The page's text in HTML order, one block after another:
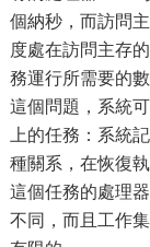
個納秒，而訪問
度處在訪問主存
務運行所需要的
這個問題，系統
上的任務：系統
種關系，在恢復
這個任務的處理
不同，而且工作